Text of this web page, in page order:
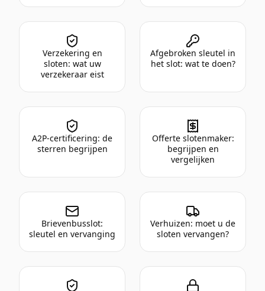
Verzekering en
sloten: wat uw
verzekeraar eist
Afgebroken sleutel in
het slot: wat te doen?
A2P-certificering: de
sterren begrijpen
Offerte slotenmaker:
begrijpen en
vergelijken
Brievenbusslot:
sleutel en vervanging
Verhuizen: moet u de
sloten vervangen?